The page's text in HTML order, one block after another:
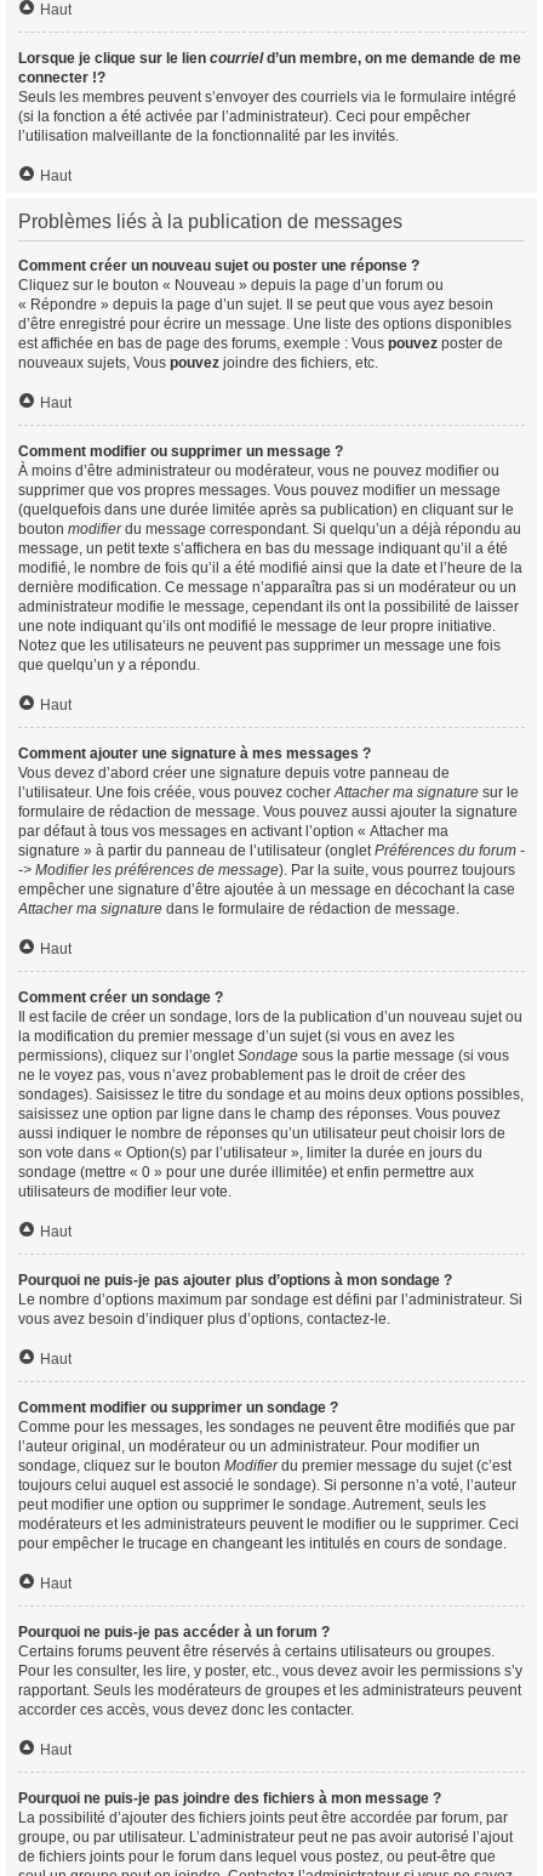
Haut
Lorsque je clique sur le lien courrield’un membre, on me demande de me
connecter !?
Seuls les membres peuvent s’envoyer des courriels via le formulaire intégré
(si la fonction a été activée par l’administrateur). Ceci pour empêcher
l’utilisation malveillante de la fonctionnalité par les invités.
Haut
Problèmes liés à la publication de messages
Comment créer un nouveau sujet ou poster une réponse ?
Cliquez sur le bouton « Nouveau » depuis la page d’un forum ou
« Répondre » depuis la page d’un sujet. Il se peut que vous ayez besoin
d’être enregistré pour écrire un message. Une liste des options disponibles
est affichée en bas de page des forums, exemple : Vous pouvez poster de
nouveaux sujets, Vous pouvez joindre des fichiers, etc.
Haut
Comment modifier ou supprimer un message ?
À moins d’être administrateur ou modérateur, vous ne pouvez modifier ou
supprimer que vos propres messages. Vous pouvez modifier un message
(quelquefois dans une durée limitée après sa publication) en cliquant sur le
bouton modifierdu message correspondant. Si quelqu’un a déjà répondu au
message, un petit texte s’affichera en bas du message indiquant qu’il a été
modifié, le nombre de fois qu’il a été modifié ainsi que la date et l’heure de la
dernière modification. Ce message n’apparaîtra pas si un modérateur ou un
administrateur modifie le message, cependant ils ont la possibilité de laisser
une note indiquant qu’ils ont modifié le message de leur propre initiative.
Notez que les utilisateurs ne peuvent pas supprimer un message une fois
que quelqu’un y a répondu.
Haut
Comment ajouter une signature à mes messages ?
Vous devez d’abord créer une signature depuis votre panneau de
l’utilisateur. Une fois créée, vous pouvez cocherAttacher ma signature sur le
formulaire de rédaction de message. Vous pouvez aussi ajouter la signature
par défaut à tous vos messages en activant l’option « Attacher ma
signature » à partir du panneau de l’utilisateur (ongletPréférences du forum -
-> Modifier les préférences de message). Par la suite, vous pourrez toujours
empêcher une signature d’être ajoutée à un message en décochant la case
Attacher ma signature dans le formulaire de rédaction de message.
Haut
Comment créer un sondage ?
Il est facile de créer un sondage, lors de la publication d’un nouveau sujet ou
la modification du premier message d’un sujet (si vous en avez les
permissions), cliquez sur l’ongletSondage sous la partie message (si vous
ne le voyez pas, vous n’avez probablement pas le droit de créer des
sondages). Saisissez le titre du sondage et au moins deux options possibles,
saisissez une option par ligne dans le champ des réponses. Vous pouvez
aussi indiquer le nombre de réponses qu’un utilisateur peut choisir lors de
son vote dans « Option(s) par l’utilisateur », limiter la durée en jours du
sondage (mettre « 0 » pour une durée illimitée) et enfin permettre aux
utilisateurs de modifier leur vote.
Haut
Pourquoi ne puis-je pas ajouter plus d’options à mon sondage ?
Le nombre d’options maximum par sondage est défini par l’administrateur. Si
vous avez besoin d’indiquer plus d’options, contactez-le.
Haut
Comment modifier ou supprimer un sondage ?
Comme pour les messages, les sondages ne peuvent être modifiés que par
l’auteur original, un modérateur ou un administrateur. Pour modifier un
sondage, cliquez sur le bouton Modifierdu premier message du sujet (c’est
toujours celui auquel est associé le sondage). Si personne n’a voté, l’auteur
peut modifier une option ou supprimer le sondage. Autrement, seuls les
modérateurs et les administrateurs peuvent le modifier ou le supprimer. Ceci
pour empêcher le trucage en changeant les intitulés en cours de sondage.
Haut
Pourquoi ne puis-je pas accéder à un forum ?
Certains forums peuvent être réservés à certains utilisateurs ou groupes.
Pour les consulter, les lire, y poster, etc., vous devez avoir les permissions s’y
rapportant. Seuls les modérateurs de groupes et les administrateurs peuvent
accorder ces accès, vous devez donc les contacter.
Haut
Pourquoi ne puis-je pas joindre des fichiers à mon message ?
La possibilité d’ajouter des fichiers joints peut être accordée par forum, par
groupe, ou par utilisateur. L’administrateur peut ne pas avoir autorisé l’ajout
de fichiers joints pour le forum dans lequel vous postez, ou peut-être que